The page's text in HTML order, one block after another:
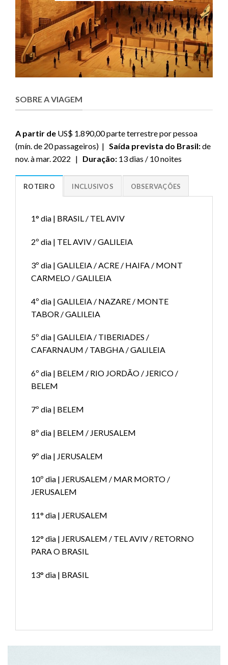
SOBRE A VIAGEM
A partir de US$ 1.890,00 parte terrestre por pessoa
(mín. de 20 passageiros) | Saída prevista do Brasil:de
nov. à mar. 2022 | Duração: 13 dias / 10 noites
ROTEIRO INCLUSIVOS OBSERVAÇÕES
1° dia | BRASIL / TEL AVIV
2º dia | TEL AVIV / GALILEIA
3º dia | GALILEIA / ACRE / HAIFA / MONT
CARMELO / GALILEIA
4º dia | GALILEIA / NAZARE / MONTE
TABOR / GALILEIA
5º dia | GALILEIA / TIBERIADES /
CAFARNAUM / TABGHA / GALILEIA
6º dia | BELEM / RIO JORDÃO / JERICO /
BELEM
7º dia | BELEM
8º dia | BELEM / JERUSALEM
9º dia | JERUSALEM
10º dia | JERUSALEM / MAR MORTO /
JERUSALEM
11° dia | JERUSALEM
12° dia | JERUSALEM / TEL AVIV / RETORNO
PARA O BRASIL
13° dia | BRASIL